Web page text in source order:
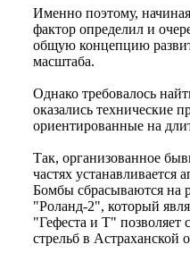
Именно поэтому,
фактор определил и
общую концепцию
масштаба.
Однако требовалось
оказались технические
ориентированные на
Так, организованное
частях
Бомбы сбрасываются на
"Роланд-2", который
"Гефеста и Т" позволяет
стрельб в Астраханской